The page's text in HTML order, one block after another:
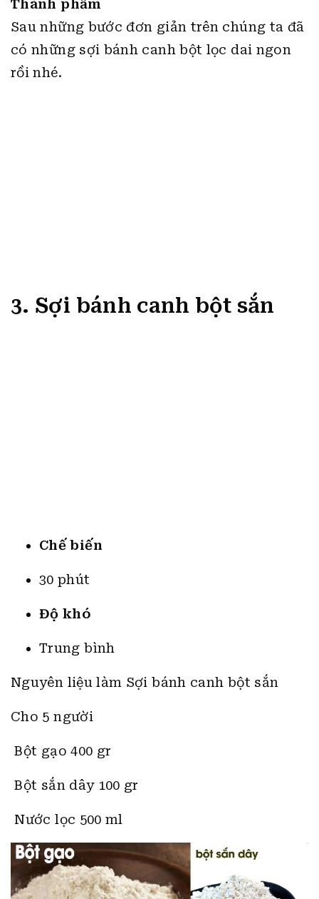
Nguyên liệu làm Sợi bánh canh bột sắn
Cho 5 người
Bột gạo 400 gr
Bột sắn dây 100 gr
Nước lọc 500 ml